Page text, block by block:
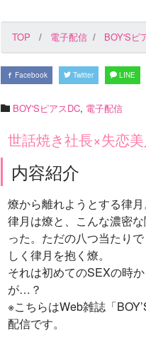
TOP 電子配信 BOY'Sピ
Facebook Twitter LINE
BOY'SピアスDC, 電子配信
世話焼き社長×失恋
内容紹介
燎から離れようとする律月
律月は燎と、こんな濃密
った。ただの八つ当たり
しく律月を抱く燎。
それは初めてのSEXの時
が…？
※こちらはWeb雑誌「
配信です。